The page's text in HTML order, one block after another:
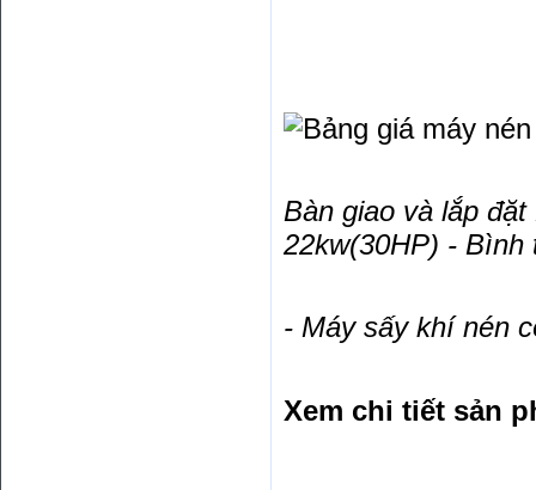
Bàn giao và lắp
22kw(30HP) -
- Máy sấy khí nén
Xem chi tiết sản